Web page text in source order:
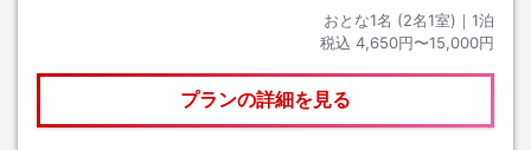
おとな1名 (2名1室)｜ 1泊
税込 4,650円〜15,000円
プランの詳細を見る